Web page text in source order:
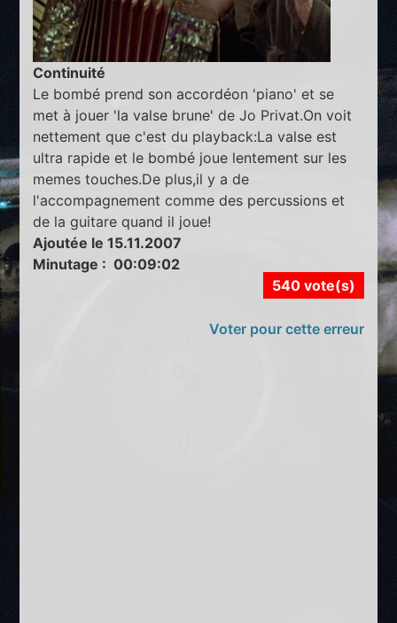
Continuité
Le bombé prend son accordéon 'piano' et se
met à jouer 'la valse brune' de Jo Privat.On voit
nettement que c'est du playback:La valse est
ultra rapide et le bombé joue lentement sur les
memes touches.De plus,il y a de
l'accompagnement comme des percussions et
de la guitare quand il joue!
Ajoutée le 15.11.2007
Minutage : 00:09:02
540 vote(s)
Voter pour cette erreur